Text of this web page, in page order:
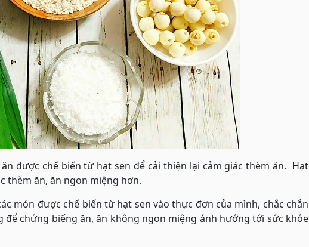
được chế biến từ hạt sen để cải thiện lại cảm giác thèm ăn. Hạt
thèm ăn, ăn ngon miệng hơn.
món được chế biến từ hạt sen vào thực đơn của mình, chắc chắn
chứng biếng ăn, ăn không ngon miệng ảnh hưởng tới sức khỏe